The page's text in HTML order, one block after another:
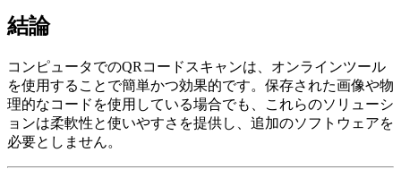
結論
コンピュータでのQRコードスキャンは、オンラインツール
を使用することで簡単かつ効果的です。保存された画像や物
理的なコードを使用している場合でも、これらのソリューシ
ョンは柔軟性と使いやすさを提供し、追加のソフトウェアを
必要としません。